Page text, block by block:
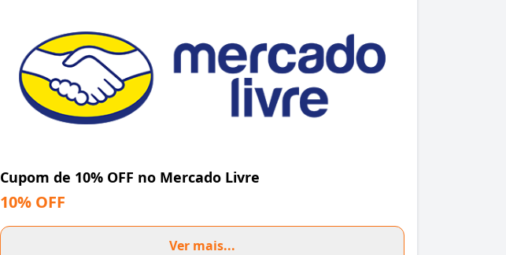
Cupom de 10% OFF no Mercado Livre
10% OFF
Ver mais...